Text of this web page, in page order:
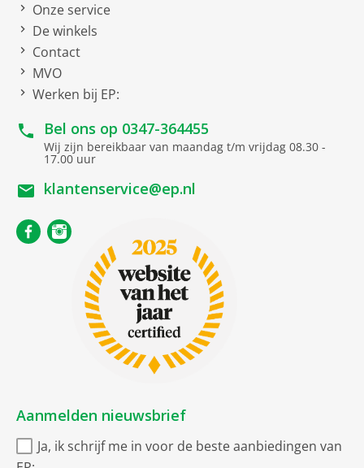
Temperatuurregelaar
Controlelampje
Vetopvangbak
Uitvoering
Tafel apparaat
Watt 1800
Onze service
De winkels
Contact
MVO
Werken bij EP:
Bel ons op 0347-364455
Wij zijn bereikbaar van maandag t/m vrijdag 08.30 -
17.00 uur
klantenservice@ep.nl
Aanmelden nieuwsbrief
Ja, ik schrijf me in voor de beste aanbiedingen van